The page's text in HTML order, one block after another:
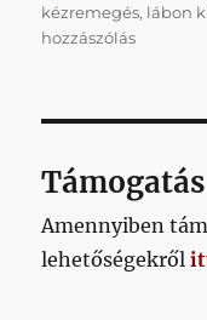
kézremegés, lábon
hozzászólás
a
Támogatás
Amennyiben
lehetőségekről